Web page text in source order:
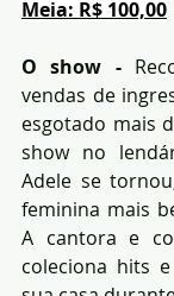
Meia: R$ 100,00
O show -
vendas de
esgotado mais
show no
Adele se
feminina mais
A cantora e
coleciona hits